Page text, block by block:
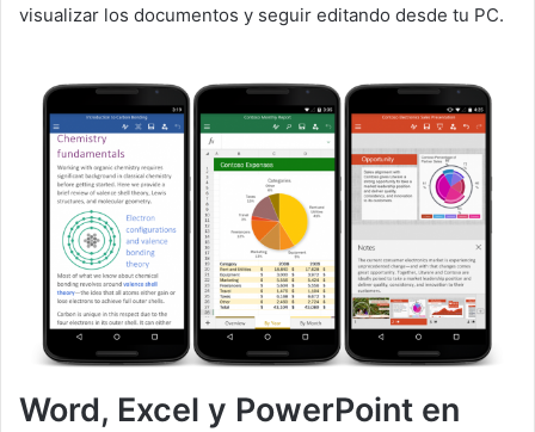
visualizar los documentos y seguir editando desde tu PC.
Word, Excel y PowerPoint en